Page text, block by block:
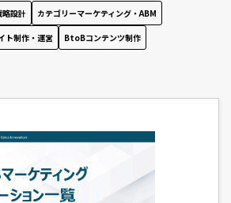
略設計 カテゴリーマーケティング・ABM
ト制作・運営 BtoBコンテンツ制作